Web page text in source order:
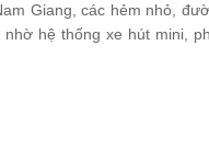
Giang, các hẻm nhỏ,
hệ thống xe hút mini,